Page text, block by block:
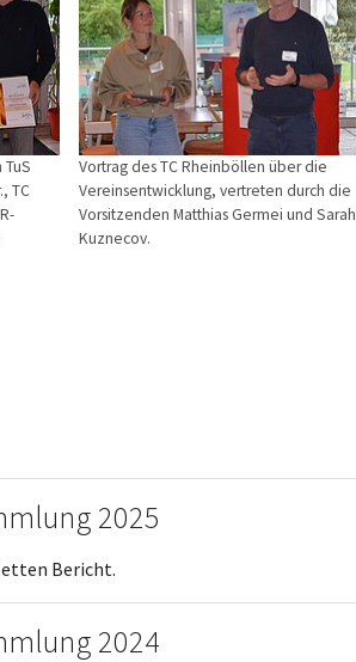
TC
Vortrag des TC Rheinböllen über die
Vereinsentwicklung, vertreten durch die
Vorsitzenden Matthias Germei und Sarah
Kuznecov.
2025
Bericht.
2024